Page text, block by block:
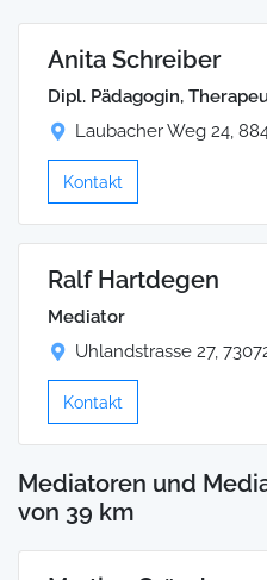
Anita Schreiber
Dipl. Pädagogin,
Laubacher Weg 24,
Kontakt
Ralf Hartdegen
Mediator
Uhlandstrasse 27,
Kontakt
Mediatoren und
von 39 km